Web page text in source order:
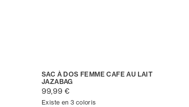
SAC À DOS FEMME CAFE AU LAIT
JAZABAG
99,99 €
Existe en 3 coloris